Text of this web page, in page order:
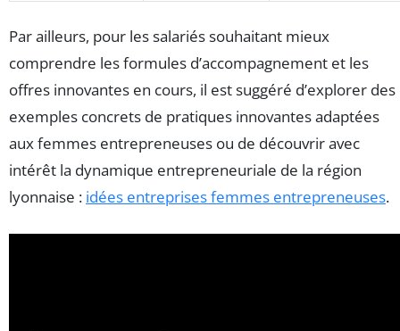
Par ailleurs, pour les salariés souhaitant mieux
comprendre les formules d’accompagnement et les
offres innovantes en cours, il est suggéré d’explorer des
exemples concrets de pratiques innovantes adaptées
aux femmes entrepreneuses ou de découvrir avec
intérêt la dynamique entrepreneuriale de la région
lyonnaise : idées entreprises femmes entrepreneuses.